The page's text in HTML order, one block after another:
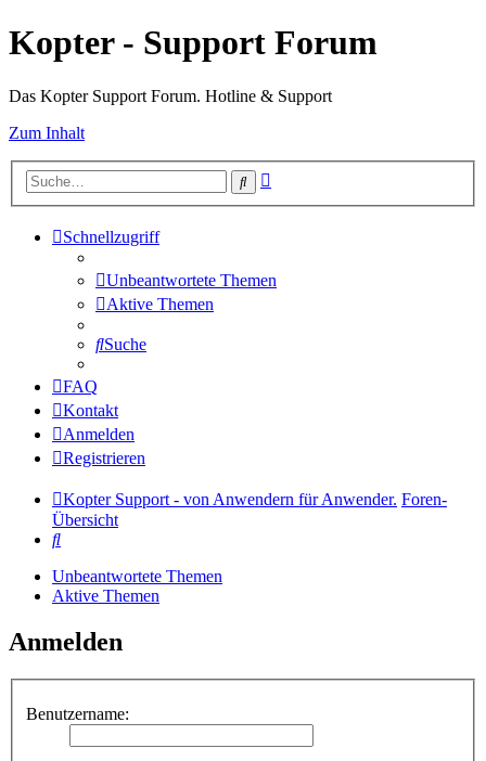
Kopter - Support Forum
Das Kopter Support Forum. Hotline & Support
Zum Inhalt
Suche
Schnellzugriff
Unbeantwortete Themen
Aktive Themen
Suche
FAQ
Kontakt
Anmelden
Registrieren
Kopter Support - von Anwendern für Anwender. Foren-
Übersicht
Suche
Unbeantwortete Themen
Aktive Themen
Anmelden
Benutzername: